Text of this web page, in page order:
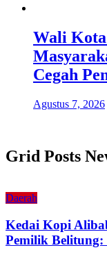
Wali
Cegah
Agustus 7, 2026
Grid Posts
Daerah
Kedai Kopi
Pemilik